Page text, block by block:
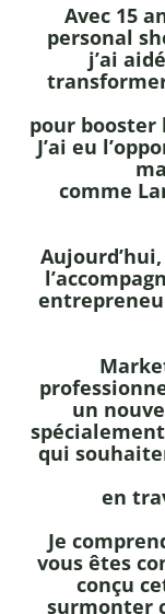
Avec 15
personal
j’ai
pour booster
J’ai eu
comme
un
qui
en
Je
vous êtes
conçu
surmonter